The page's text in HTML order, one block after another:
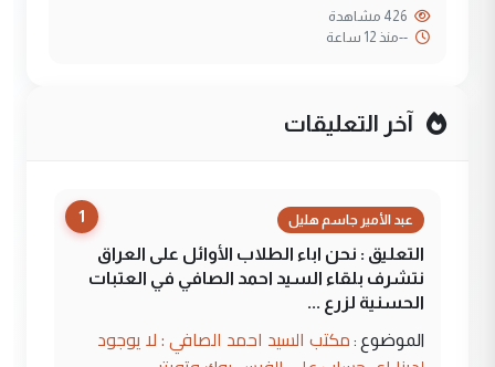
--منذ 12 ساعة
آخر التعليقات
1 عبد الأمير جاسم هليل
التعليق : نحن اباء الطلاب الأوائل على العراق
نتشرف بلقاء السيد احمد الصافي في العتبات
الحسنية لزرع ...
الموضوع : مكتب السيد احمد الصافي : لا يوجود